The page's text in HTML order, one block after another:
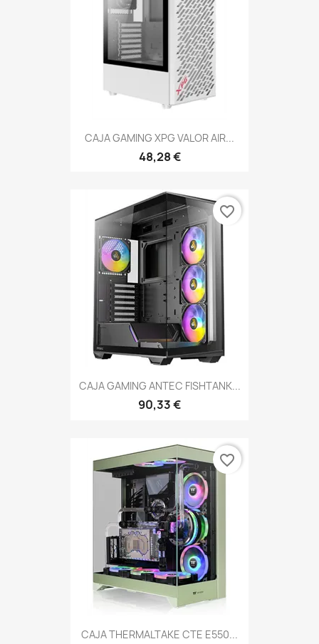
CAJA GAMING XPG VALOR AIR...
48,28 €
CAJA GAMING ANTEC FISHTANK...
90,33 €
favorite_border
CAJA THERMALTAKE CTE E550...
favorite_border